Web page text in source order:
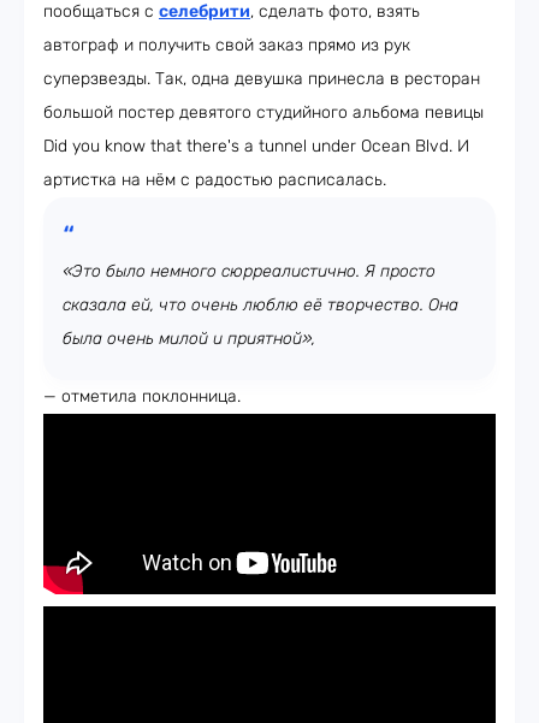
пообщаться с селебрити, сделать фото, взять
автограф и получить свой заказ прямо из рук
суперзвезды. Так, одна девушка принесла в ресторан
большой постер девятого студийного альбома певицы
Did you know that there's a tunnel under Ocean Blvd. И
артистка на нём с радостью расписалась.
«Это было немного сюрреалистично. Я просто
сказала ей, что очень люблю её творчество. Она
была очень милой и приятной»,
— отметила поклонница.